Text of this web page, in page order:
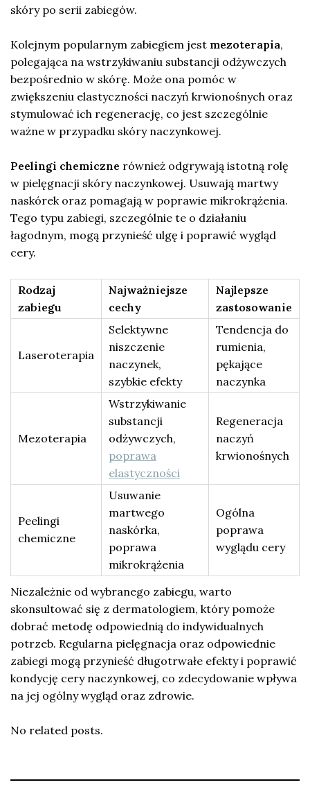
skóry po serii zabiegów.
Kolejnym popularnym zabiegiem jest mezoterapia,
polegająca na wstrzykiwaniu substancji odżywczych
bezpośrednio w skórę. Może ona pomóc w
zwiększeniu elastyczności naczyń krwionośnych oraz
stymulować ich regenerację, co jest szczególnie
ważne w przypadku skóry naczynkowej.
Peelingi chemiczne również odgrywają istotną rolę
w pielęgnacji skóry naczynkowej. Usuwają martwy
naskórek oraz pomagają w poprawie mikrokrążenia.
Tego typu zabiegi, szczególnie te o działaniu
łagodnym, mogą przynieść ulgę i poprawić wygląd
cery.
Rodzaj
zabiegu
Najważniejsze
cechy
Najlepsze
zastosowanie
Laseroterapia
Selektywne
niszczenie
naczynek,
szybkie efekty
Tendencja do
rumienia,
pękające
naczynka
Mezoterapia
Wstrzykiwanie
substancji
odżywczych,
poprawa
elastyczności
Regeneracja
naczyń
krwionośnych
Peelingi
chemiczne
Usuwanie
martwego
naskórka,
poprawa
mikrokrążenia
Ogólna
poprawa
wyglądu cery
Niezależnie od wybranego zabiegu, warto
skonsultować się z dermatologiem, który pomoże
dobrać metodę odpowiednią do indywidualnych
potrzeb. Regularna pielęgnacja oraz odpowiednie
zabiegi mogą przynieść długotrwałe efekty i poprawić
kondycję cery naczynkowej, co zdecydowanie wpływa
na jej ogólny wygląd oraz zdrowie.
No related posts.